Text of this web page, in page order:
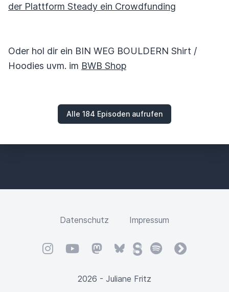
der Plattform Steady ein Crowdfunding
Oder hol dir ein BIN WEG BOULDERN Shirt /
Hoodies uvm. im BWB Shop
Alle 184 Episoden aufrufen
Datenschutz Impressum
InstagramYouTubeMastodonBlueskySteadySpotifyfyyd
2026 - Juliane Fritz